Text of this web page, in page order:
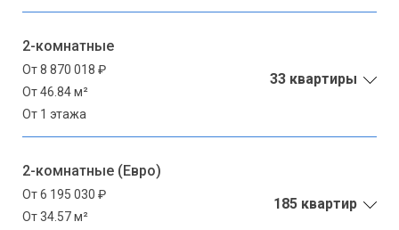
2-комнатные
От 8 870 018 ₽
От 46.84 м²
От 1 этажа
33 квартиры
2-комнатные (Евро)
От 6 195 030 ₽
От 34.57 м²
185 квартир